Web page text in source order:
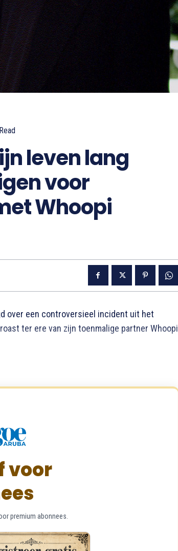
Read
leven lang
voor
Whoopi
over een controversieel incident uit het
ter ere van zijn toenmalige partner Whoopi
voor
premium abonnees.